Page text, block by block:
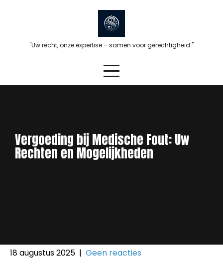
"Uw recht, onze expertise – samen voor gerechtigheid."
Vergoeding bij Medische Fout: Uw
Rechten en Mogelijkheden
18 augustus 2025 | Geen reacties